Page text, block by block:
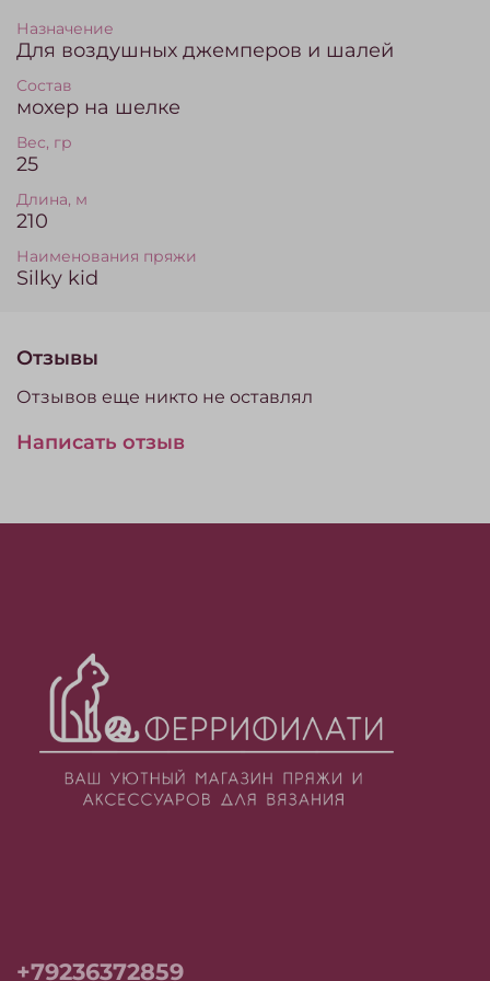
Назначение
Для воздушных джемперов и шалей
Состав
мохер на шелке
Вес, гр
25
Длина, м
210
Наименования пряжи
Silky kid
Отзывы
Отзывов еще никто не оставлял
Написать отзыв
+79236372859